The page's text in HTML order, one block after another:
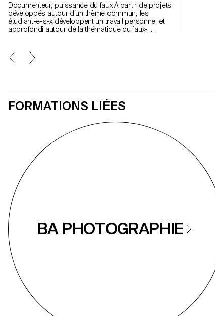
Documenteur, puissance du faux À partir de projets
développés autour d’un thème commun, les
étudiant-e-s-x développent un travail personnel et
approfondi autour de la thématique du faux-
l'utilisant comme artifice du mensonge.
FORMATIONS LIÉES
BA PHOTOGRAPHIE